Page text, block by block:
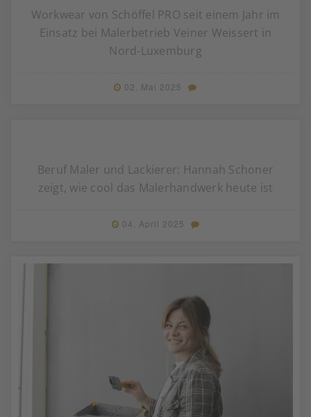
Workwear von Schöffel PRO seit einem Jahr im
Einsatz bei Malerbetrieb Veiner Weissert in
Nord-Luxemburg
02. Mai 2025
Beruf Maler und Lackierer: Hannah Schoner
zeigt, wie cool das Malerhandwerk heute ist
04. April 2025